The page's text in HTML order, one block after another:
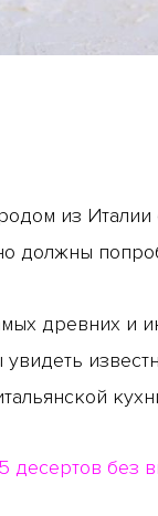
из Италии
должны
древних и
увидеть
десертов без